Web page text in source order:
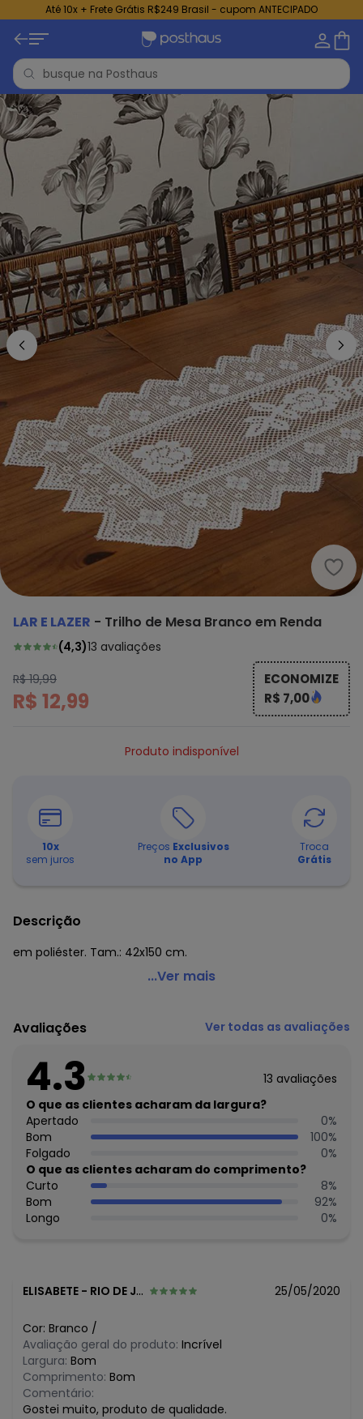
Até 10x + Frete Grátis R$249 Brasil - cupom ANTECIPADO
Lar
LAR E LAZER - Trilho de Mesa Branco em Renda
(4,3)13 avaliações
R$ 19,99
R$ 12,99
ECONOMIZE
R$ 7,00
Produto indisponível
10x
sem juros
Preços Exclusivos
no App
Troca
Grátis
Descrição
em poliéster. Tam.: 42x150 cm.
Lar e Lazer - Trilho de Mesa Branco em Renda
Composto por:
1 trilho de mesa (42x150 cm) em renda.
Histórico de preços
O preço apresentado abaixo é o menor oferecido em
algum dia do mês, para o menor tamanho disponível.
agosto/2026
N/D*
julho/2026 N/D*
junho/2026
maio/2026 N/D*
abril/2026 N/D*
março/2026 N/D*
...Ver mais
Avaliações Ver todas as avaliações
4.3 13 avaliações
O que as clientes acharam da largura?
Apertado
0%
Bom
100%
Folgado
0%
O que as clientes acharam do comprimento?
Curto
8%
Bom
92%
Longo
0%
ELISABETE - RIO DE JANEIRO - RJ 25/05/2020
Cor: Branco /
Avaliação geral do produto: Incrível
Largura: Bom
Comprimento: Bom
Comentário:
Gostei muito, produto de qualidade.